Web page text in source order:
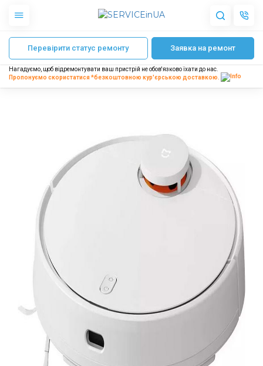
Apple
Гаджети
Акустика
Доставка і оплата
Партнерам
Інтернет-магазин
Запчастини для смартфонів
м. Київ, вул. Хрещатик 44-A
Позняки
м. Київ, вул. Анни Ахматової, 30
Оболонь
м. Київ, ТЦ LAKE PLAZA, вул. Героїв
полку “Азов”, 12
м. Київ, вул. Казимира Малевича,
Перевірити статус ремонту Заявка на ремонт
Нагадуємо, щоб відремонтувати ваш пристрій не обов'язково їхати до нас.
Пропонуємо скористатися *безкоштовною кур'єрською доставкою.
Головна Ремонт роботів пилососів Ремонт робота пилососа LG